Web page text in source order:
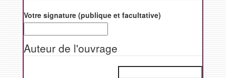
Votre signature (publique et facultative)
Auteur de l'ouvrage